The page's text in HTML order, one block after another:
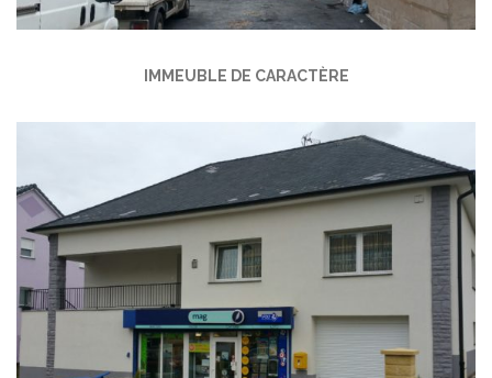
IMMEUBLE DE CARACTÈRE